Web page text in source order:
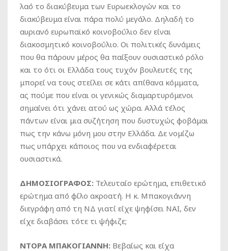
λαό το διακύβευμα των Ευρωεκλογών και το
διακύβευμα είναι πάρα πολύ μεγάλο. Δηλαδή το
αυριανό ευρωπαϊκό κοινοβούλιο δεν είναι
διακοσμητικό κοινοβούλιο. Οι πολιτικές δυνάμεις
που θα πάρουν μέρος θα παίξουν ουσιαστικό ρόλο
και το ότι οι Ελλάδα τους τυχόν βουλευτές της
μπορεί να τους στείλει σε κάτι απίθανα κόμματα,
ας πούμε που είναι οι γενικώς διαμαρτυρόμενοι
σημαίνει ότι χάνει ατού ως χώρα. Αλλά τέλος
πάντων είναι μια συζήτηση που δυστυχώς φοβάμαι
πως την κάνω μόνη μου στην Ελλάδα. Δε νομίζω
πως υπάρχει κάποιος που να ενδιαφέρεται
ουσιαστικά.
ΔΗΜΟΣΙΟΓΡΑΦΟΣ: Τελευταίο ερώτημα, επιθετικό
ερώτημα από φίλο ακροατή. Η κ. Μπακογιάννη
διεγράφη από τη ΝΔ γιατί είχε ψηφίσει ΝΑΙ, δεν
είχε διαβάσει τότε τι ψήφιζε;
ΝΤΟΡΑ ΜΠΑΚΟΓΙΑΝΝΗ: Βεβαίως και είχα